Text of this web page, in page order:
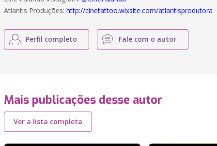
Atlantis Produções: http://cinetattoo.wixsite.com/atlantisprodutora
Perfil completo Fale com o autor
Mais publicações desse autor
Ver a lista completa